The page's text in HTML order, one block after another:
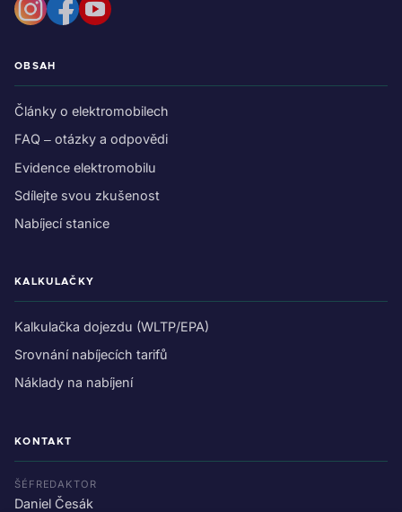
OBSAH
Články o elektromobilech
FAQ – otázky a odpovědi
Evidence elektromobilu
Sdílejte svou zkušenost
Nabíjecí stanice
KALKULAČKY
Kalkulačka dojezdu (WLTP/EPA)
Srovnání nabíjecích tarifů
Náklady na nabíjení
KONTAKT
ŠÉFREDAKTOR
Daniel Česák